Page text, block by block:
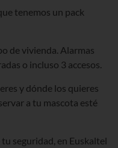
tenemos un pack
de vivienda. Alarmas
o incluso 3 accesos.
y dónde los quieres
a tu mascota esté
seguridad, en Euskaltel